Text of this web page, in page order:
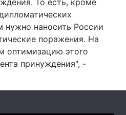
То есть, кроме
нужно наносить России
поражения. На
оптимизацию этого
принуждения", -